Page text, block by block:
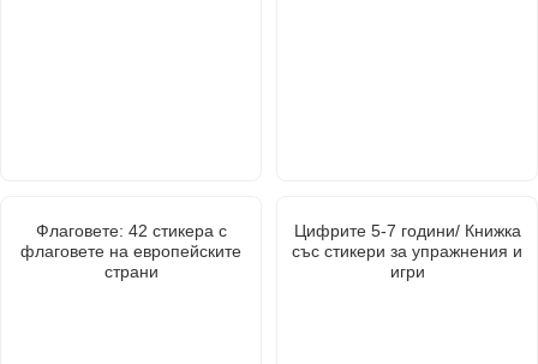
Флаговете: 42 стикера с
флаговете на европейските
страни
Цифрите 5-7 години/ Книжка
със стикери за упражнения и
игри